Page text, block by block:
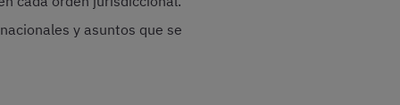
y asuntos que se